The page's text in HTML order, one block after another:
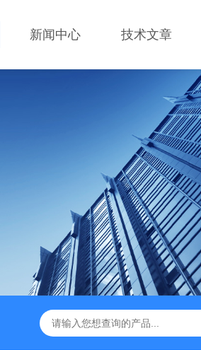
新闻中心 技术文章
圳代理日本PEACOCK孔雀杠杆型百分表